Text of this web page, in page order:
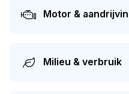
in handen van dezelfde
232 dagen opnieuw APK-
Motor &
Milieu & verbruik